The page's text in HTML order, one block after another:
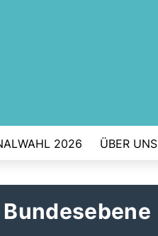
2026 ÜBER UNS